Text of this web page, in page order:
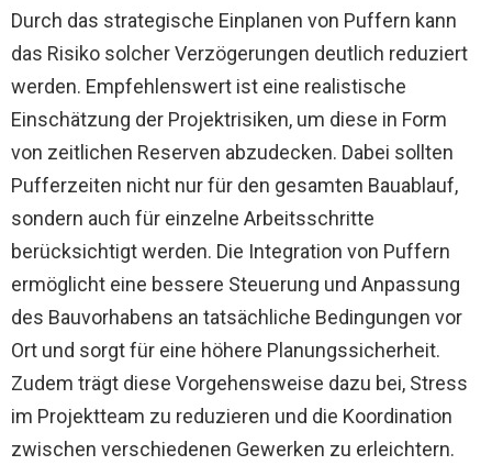
Durch das strategische Einplanen von Puffern kann
das Risiko solcher Verzögerungen deutlich reduziert
werden. Empfehlenswert ist eine realistische
Einschätzung der Projektrisiken, um diese in Form
von zeitlichen Reserven abzudecken. Dabei sollten
Pufferzeiten nicht nur für den gesamten Bauablauf,
sondern auch für einzelne Arbeitsschritte
berücksichtigt werden. Die Integration von Puffern
ermöglicht eine bessere Steuerung und Anpassung
des Bauvorhabens an tatsächliche Bedingungen vor
Ort und sorgt für eine höhere Planungssicherheit.
Zudem trägt diese Vorgehensweise dazu bei, Stress
im Projektteam zu reduzieren und die Koordination
zwischen verschiedenen Gewerken zu erleichtern.